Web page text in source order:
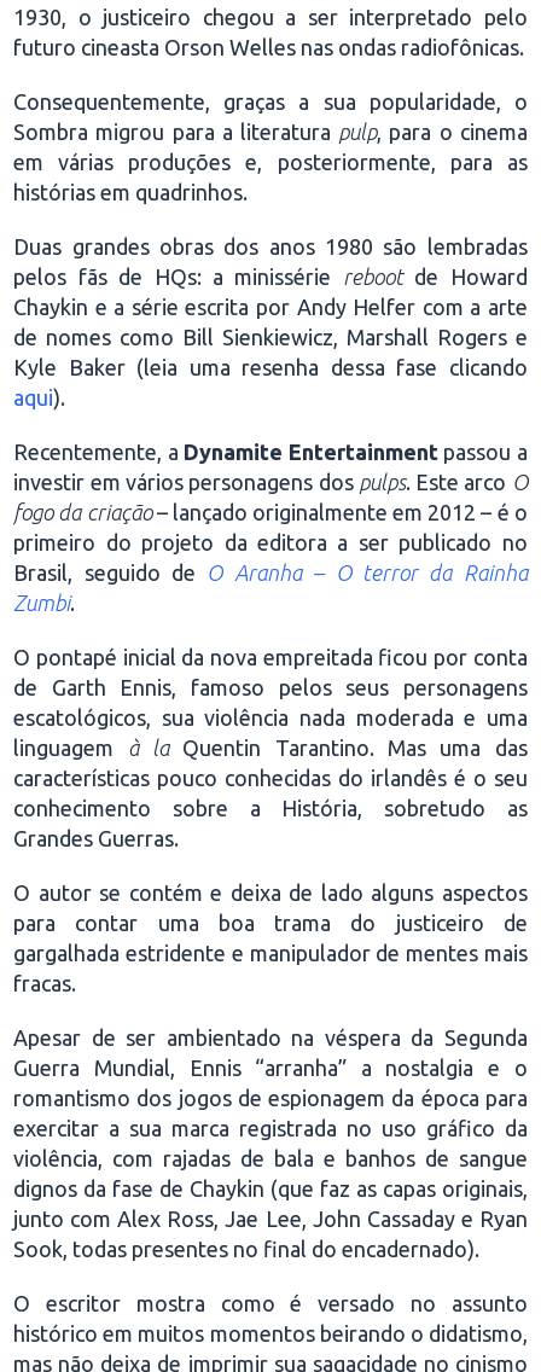
1930, o justiceiro chegou a ser interpretado pelo
futuro cineasta Orson Welles nas ondas radiofônicas.
Consequentemente, graças a sua popularidade, o
Sombra migrou para a literatura pulp, para o cinema
em várias produções e, posteriormente, para as
histórias em quadrinhos.
Duas grandes obras dos anos 1980 são lembradas
pelos fãs de HQs: a minissérie rebootde Howard
Chaykin e a série escrita por Andy Helfer com a arte
de nomes como Bill Sienkiewicz, Marshall Rogers e
Kyle Baker (leia uma resenha dessa fase clicando
aqui).
Recentemente, a Dynamite Entertainmentpassou a
investir em vários personagens dos pulps. Este arco O
fogo da criação– lançado originalmente em 2012 – é o
primeiro do projeto da editora a ser publicado no
Brasil, seguido de O Aranha – O terror da Rainha
Zumbi.
O pontapé inicial da nova empreitada ficou por conta
de Garth Ennis, famoso pelos seus personagens
escatológicos, sua violência nada moderada e uma
linguagem à laQuentin Tarantino. Mas uma das
características pouco conhecidas do irlandês é o seu
conhecimento sobre a História, sobretudo as
Grandes Guerras.
O autor se contém e deixa de lado alguns aspectos
para contar uma boa trama do justiceiro de
gargalhada estridente e manipulador de mentes mais
fracas.
Apesar de ser ambientado na véspera da Segunda
Guerra Mundial, Ennis “arranha” a nostalgia e o
romantismo dos jogos de espionagem da época para
exercitar a sua marca registrada no uso gráfico da
violência, com rajadas de bala e banhos de sangue
dignos da fase de Chaykin (que faz as capas originais,
junto com Alex Ross, Jae Lee, John Cassaday e Ryan
Sook, todas presentes no final do encadernado).
O escritor mostra como é versado no assunto
histórico em muitos momentos beirando o didatismo,
mas não deixa de imprimir sua sagacidade no cinismo